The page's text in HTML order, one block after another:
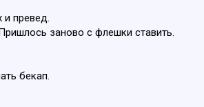
и превед.
заново с флешки ставить.
бекап.